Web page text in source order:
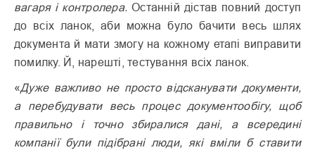
вагаря і контролера. Останній дістав повний доступ
до всіх ланок, аби можна було бачити весь шлях
документа й мати змогу на кожному етапі виправити
помилку. Й, нарешті, тестування всіх ланок.
«Дуже важливо не просто відсканувати документи,
а перебудувати весь процес документообігу, щоб
правильно і точно збиралися дані, а всередині
компанії були підібрані люди, які вміли б ставити